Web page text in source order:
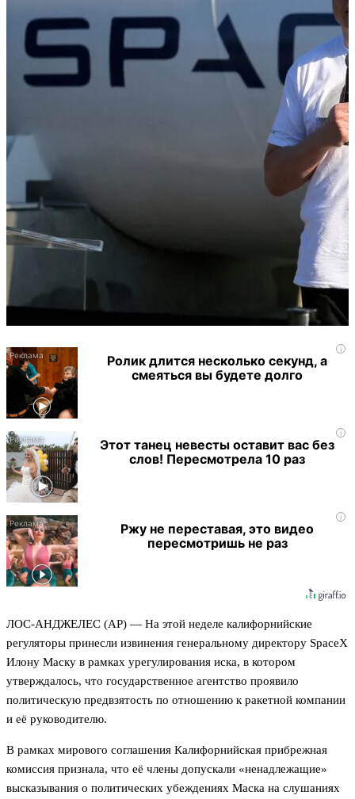
i
Ролик длится несколько секунд, а
смеяться вы будете долго
i
Этот танец невесты оставит вас без
слов! Пересмотрела 10 раз
i
Ржу не переставая, это видео
пересмотришь не раз
ЛОС-АНДЖЕЛЕС (AP) — На этой неделе калифорнийские
регуляторы принесли извинения генеральному директору SpaceX
Илону Маску в рамках урегулирования иска, в котором
утверждалось, что государственное агентство проявило
политическую предвзятость по отношению к ракетной компании
и её руководителю.
В рамках мирового соглашения Калифорнийская прибрежная
комиссия признала, что её члены допускали «ненадлежащие»
высказывания о политических убеждениях Маска на слушаниях